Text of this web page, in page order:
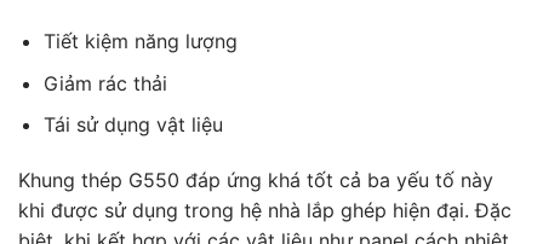
Tiết kiệm năng lượng
Giảm rác thải
Tái sử dụng vật liệu
Khung thép G550 đáp ứng khá tốt cả ba yếu tố này
khi được sử dụng trong hệ nhà lắp ghép hiện đại. Đặc